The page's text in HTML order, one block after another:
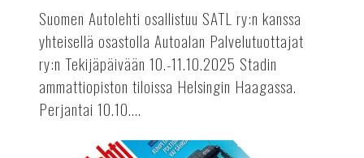
perjantaina
ja
lauantaina
10.-11.10.2025
Suomen Autolehti osallistuu SATL ry:n kanssa
yhteisellä osastolla Autoalan Palvelutuottajat
ry:n Tekijäpäivään 10.-11.10.2025 Stadin
ammattiopiston tiloissa Helsingin Haagassa.
Perjantai 10.10....
AUTOTEKNIIKKA